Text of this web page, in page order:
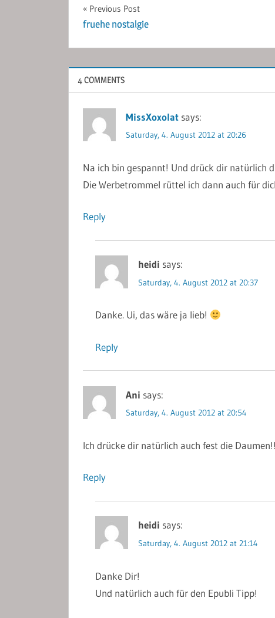
Post
navigation
Previous Post
fruehe nostalgie
4 COMMENTS
MissXoxolat says:
Saturday, 4. August 2012 at 20:26
Na ich bin gespannt! Und drück dir natürlich
Die Werbetrommel rüttel ich dann auch für
Reply
heidi says:
Saturday, 4. August 2012 at 20:37
Danke. Ui, das wäre ja lieb!
Reply
Ani says:
Saturday, 4. August 2012 at 20:54
Ich drücke dir natürlich auch fest die
Reply
heidi says:
Saturday, 4. August 2012 at 21:14
Danke Dir!
Und natürlich auch für den Epubli Tipp!